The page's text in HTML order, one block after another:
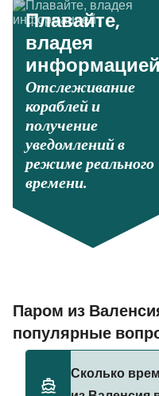
Плавайте,
владея
информацией
Отслеживание
кораблей и
получение
уведомлений в
режиме реального
времени.
Паром из
популярные
Сколько